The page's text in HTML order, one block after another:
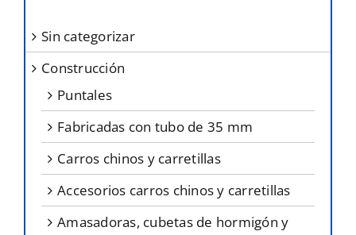
sin categorizar
construcción
puntales
fabricadas con tubo de 35 mm
carros chinos y carretillas
accesorios carros chinos y carretillas
amasadoras, cubetas de hormigón y